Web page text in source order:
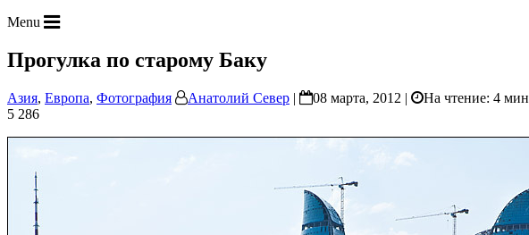
Menu
Прогулка по старому Баку
Азия, Европа, Фотография Анатолий Север | 08 марта, 2012 | На чтение: 4 мин
5 286